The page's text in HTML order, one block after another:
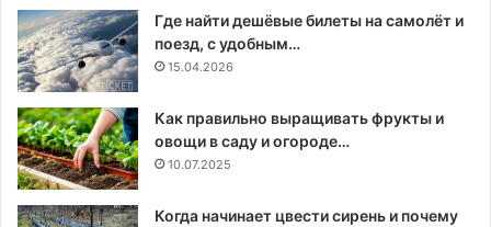
Где найти дешёвые билеты на самолёт и
поезд, с удобным…
15.04.2026
Как правильно выращивать фрукты и
овощи в саду и огороде…
10.07.2025
Когда начинает цвести сирень и почему